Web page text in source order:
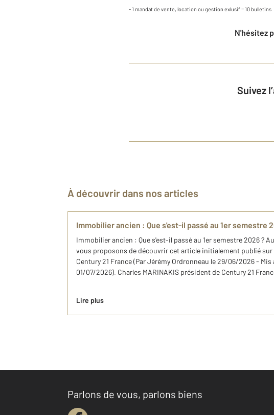
- 1 mandat de vente, location ou gestion exlusif = 10 bulletins
N'hésitez
À découvrir dans nos articles
Immobilier ancien : Que s'est-il passé au 1er semestre
Immobilier ancien : Que s'est-il passé au 1er semestre 2026 ?
vous proposons de découvrir cet article initialement publié
Century 21 France (Par Jérémy Ordronneau le 29/06/2026 - Mis
01/07/2026). Charles MARINAKIS président de Century 21
Lire plus
Parlons de vous, parlons biens